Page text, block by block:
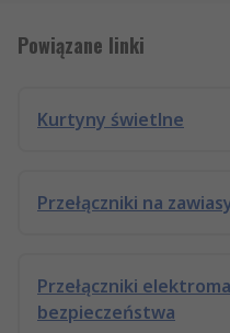
Powiązane linki
Kurtyny świetlne
Przełączniki na
Przełączniki
bezpieczeństwa